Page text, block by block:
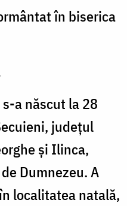
în biserica
a născut la 28
județul
și Ilinca,
Dumnezeu. A
localitatea natală,